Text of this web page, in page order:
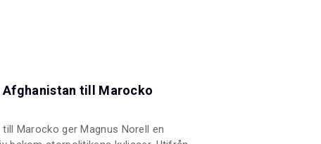
ny identitet och riktning.
Afghanistan till Marocko
Marocko ger Magnus Norell en